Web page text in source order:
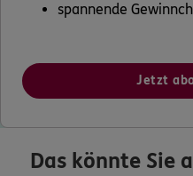
spannende
Jetzt
Das könnte Sie